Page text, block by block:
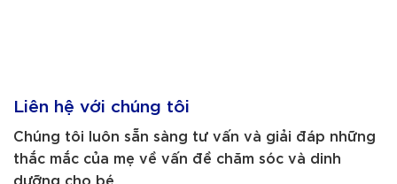
Liên hệ với chúng tôi
Chúng tôi luôn sẵn sàng tư vấn và giải đáp những
thắc mắc của mẹ về vấn đề chăm sóc và dinh
dưỡng cho bé.